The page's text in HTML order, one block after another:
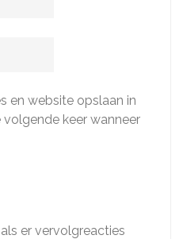
en website opslaan in
keer wanneer
er vervolgreacties